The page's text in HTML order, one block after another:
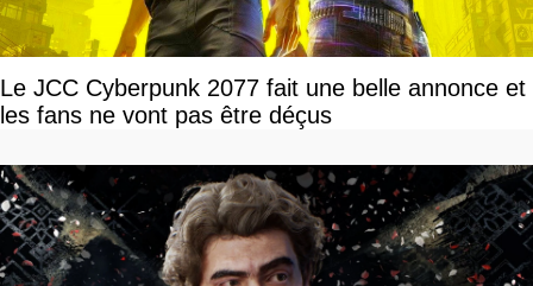
Le JCC Cyberpunk 2077 fait une belle annonce et
les fans ne vont pas être déçus